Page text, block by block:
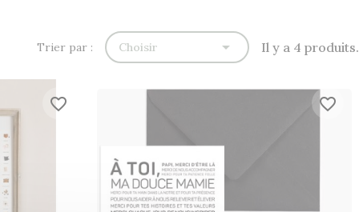
Il y a 4 produits.
Trier par : Choisir 
favorite_border favorite_border